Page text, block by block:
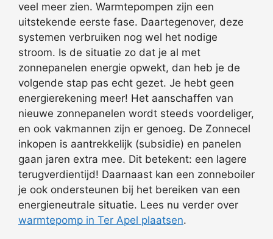
veel meer zien. Warmtepompen zijn een
uitstekende eerste fase. Daartegenover, deze
systemen verbruiken nog wel het nodige
stroom. Is de situatie zo dat je al met
zonnepanelen energie opwekt, dan heb je de
volgende stap pas echt gezet. Je hebt geen
energierekening meer! Het aanschaffen van
nieuwe zonnepanelen wordt steeds voordeliger,
en ook vakmannen zijn er genoeg. De Zonnecel
inkopen is aantrekkelijk (subsidie) en panelen
gaan jaren extra mee. Dit betekent: een lagere
terugverdientijd! Daarnaast kan een zonneboiler
je ook ondersteunen bij het bereiken van een
energieneutrale situatie. Lees nu verder over
warmtepomp in Ter Apel plaatsen.